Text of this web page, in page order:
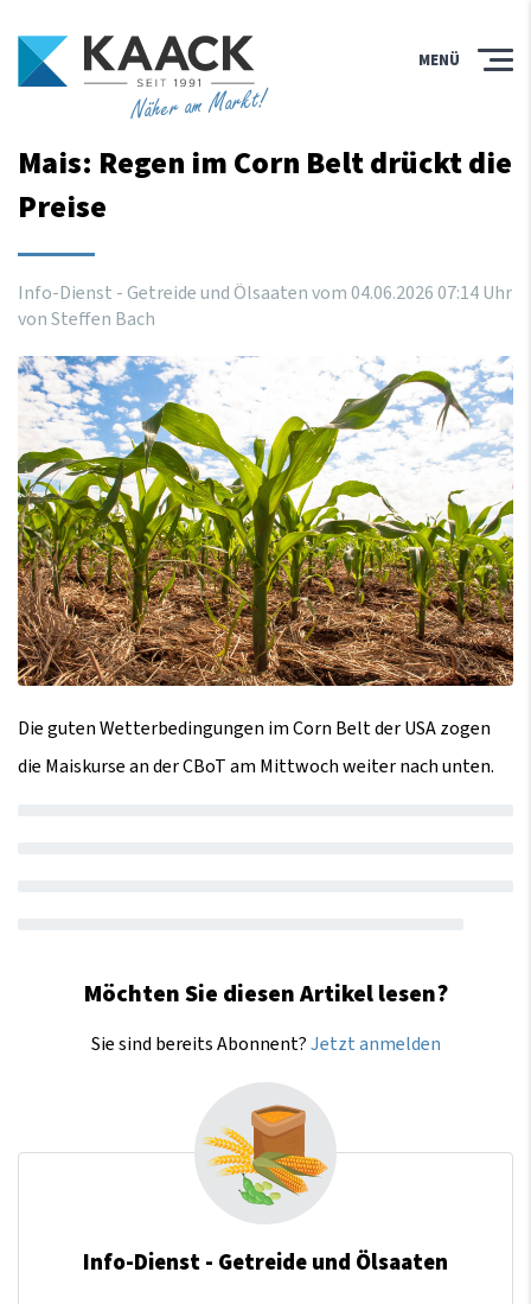
Näher am Markt!
MENÜ
Mais: Regen im Corn Belt drückt die
Preise
Info-Dienst - Getreide und Ölsaaten vom04.06.202607:14Uhr
von Steffen Bach
Die guten Wetterbedingungen im Corn Belt der USA zogen
die Maiskurse an der CBoT am Mittwoch weiter nach unten.
Möchten Sie diesen Artikel lesen?
Sie sind bereits Abonnent?Jetzt anmelden
Info-Dienst - Getreide und Ölsaaten